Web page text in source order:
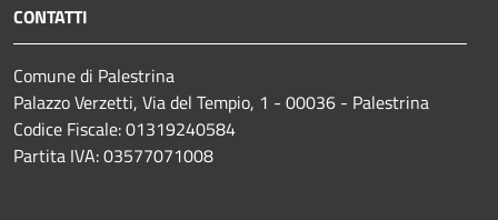
CONTATTI
Comune di Palestrina
Palazzo Verzetti, Via del Tempio, 1 - 00036 - Palestrina
Codice Fiscale: 01319240584
Partita IVA: 03577071008